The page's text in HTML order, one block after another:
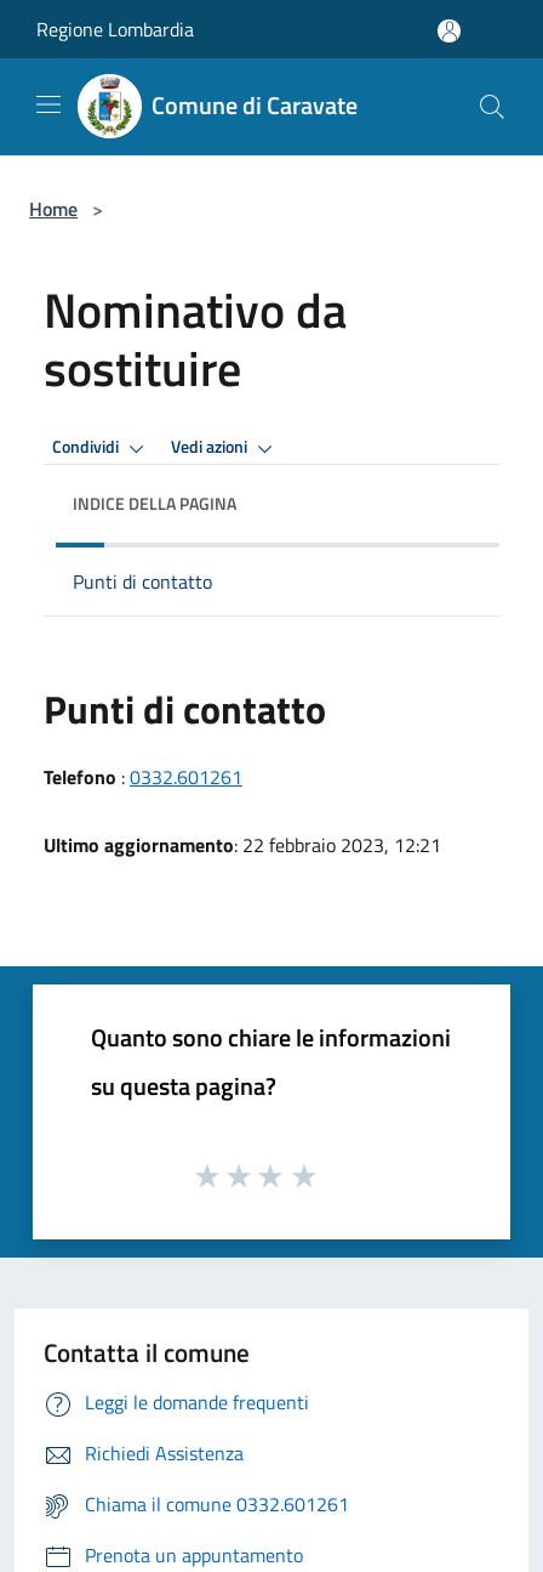
Regione Lombardia
Comune di Caravate
Home >
Nominativo da
sostituire
Condividi Vedi azioni
INDICE DELLA PAGINA
Punti di contatto
Punti di contatto
Telefono :0332.601261
Ultimo aggiornamento: 22 febbraio 2023, 12:21
Quanto sono chiare le informazioni
su questa pagina?
Contatta il comune
Leggi le domande frequenti
Richiedi Assistenza
Chiama il comune 0332.601261
Prenota un appuntamento